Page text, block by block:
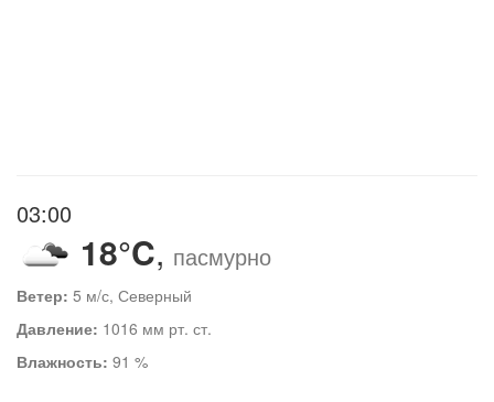
03:00
18°C, пасмурно
Ветер: 5 м/с, Северный
Давление: 1016 мм рт. ст.
Влажность: 91 %